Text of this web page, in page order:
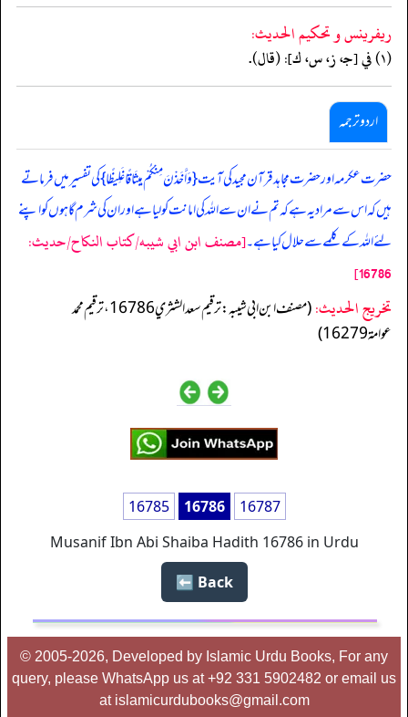
ريفرينس و تحكيم الحدیث:
(١) في [جـ، ز، س، ك]: (قال).
اردو ترجمہ
حضرت عکرمہ اور حضرت مجاہد قرآن مجید کی آیت { وَأَخَذْنَ مِنْکُمْ مِیثَاقًا غَلِیظًا } کی تفسیر میں فرماتے
ہیں کہ اس سے مراد یہ ہے کہ تم نے ان سے اللہ کی امانت کو لیا ہے اور ان کی شرم گاہوں کو اپنے
لئے اللہ کے کلمے سے حلال کیا ہے۔[مصنف ابن ابي شيبه/كتاب النكاح/حدیث:
16786]
تخریج الحدیث:
(مصنف ابن ابي شيبه: ترقيم سعد الشثري 16786، ترقيم محمد
عوامة 16279)
16785 16786
16787
Musanif Ibn Abi Shaiba Hadith 16786 in Urdu
Back ⬅️
© 2005-2026, Developed by Islamic Urdu Books, For any
query, please WhatsApp us at +92 331 5902482 or email us
at islamicurdubooks@gmail.com